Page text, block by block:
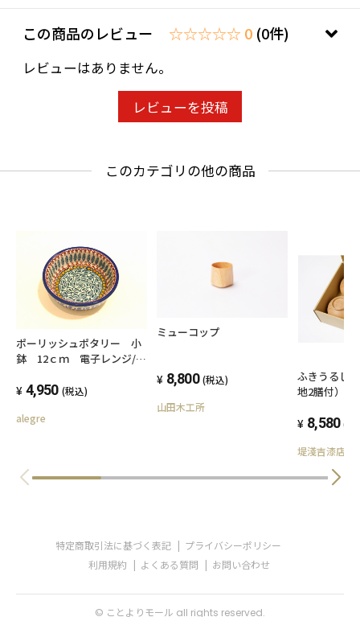
この商品のレビュー ☆☆☆☆☆ 0 (0件)
レビューはありません。
レビューを投稿
このカテゴリの他の商品
ポーリッシュポタリー 小
鉢 12ｃｍ 電子レンジ/オ
4,950 (税込)
alegre
ミューコップ
8,800 (税込)
山田木工所
ふきうるし
地2膳付）＋
8,580 (税
堤淺吉漆店
特定商取引法に基づく表記
プライバシーポリシー
利用規約
よくある質問 お問い合わせ
© ことよりモール all rights reserved.